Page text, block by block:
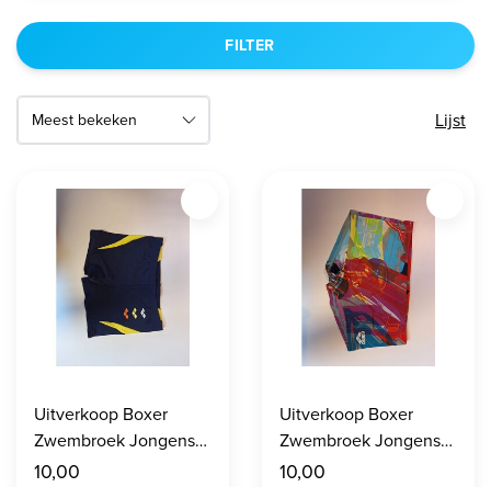
FILTER
Lijst
Uitverkoop Boxer
Zwembroek Jongens
maat 140
10,00
Uitverkoop Boxer
Zwembroek Jongens
maat 140
10,00